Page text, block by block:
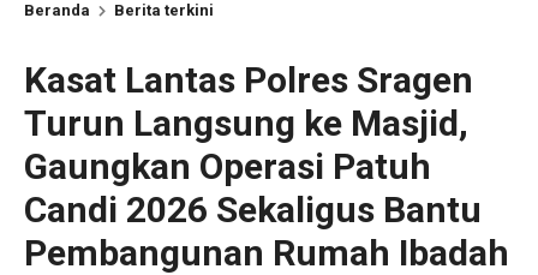
Beranda Berita terkini
Kasat Lantas Polres Sragen
Turun Langsung ke Masjid,
Gaungkan Operasi Patuh
Candi 2026 Sekaligus Bantu
Pembangunan Rumah Ibadah